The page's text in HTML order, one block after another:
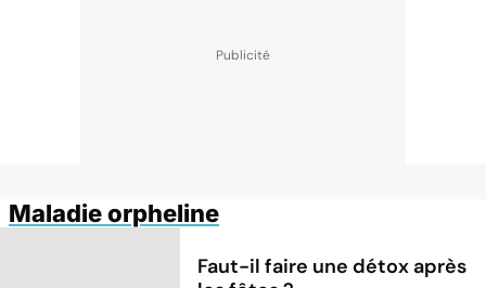
Maladie orpheline
Faut-il faire une détox après